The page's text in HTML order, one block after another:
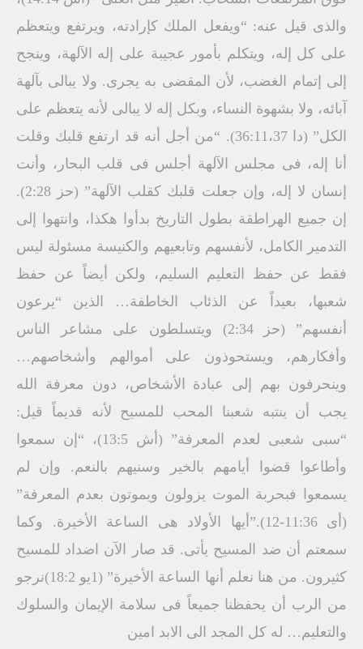
والذى قيل عنه: “ويفعل الملك كإرادته، ويرتفع ويتعظم
على كل إله، ويتكلم بأمور عجيبة على إله الآلهة، وينجح
إلى إتمام الغضب، لأن المقضى به يجرى. ولا يبالى بآلهة
آبائه، ولا بشهوة النساء، وبكل إله لا يبالى لأنه يتعظم على
الكل” (دا 36:11،37). “من أجل أنه قد ارتفع قلبك وقلت
أنا إله، فى مجلس الآلهة أجلس فى قلب البحار، وأنت
إنسان لا إله، وإن جعلت قلبك كقلب الآلهة” (حز 2:28).
إن جميع الهراطقة بطول التاريخ بدأوا هكذا، وانتهوا إلى
التدمير الكامل، لأنفسهم وتابعيهم والكنيسة مسئولة ليس
فقط عن حفظ التعليم السليم، ولكن أيضاً عن حفظ
شعبها، بعيداً عن الذئاب الخاطفة… الذين “يرعون
أنفسهم” (حز 2:34) ويتسلطون على مشاعر الناس
وأفكارهم، ويستحوذون على أموالهم وأشخاصهم…
وينحرفون بهم إلى عبادة الأشخاص، دون معرفة الله
يجب أن ينتبه شعبنا المحب للمسيح لأنه قديماً قيل:
“سبى شعبى لعدم المعرفة” (أش 13:5)، “إن سمعوا
وأطاعوا قضوا أيامهم بالخير وسنيهم بالنعم. وإن لم
يسمعوا فبحربة الموت يزولون ويموتون بعدم المعرفة”
(أى 11:36-12).”أيها الأولاد هى الساعة الأخيرة. وكما
سمعتم أن ضد المسيح يأتى. قد صار الآن اضداد للمسيح
كثيرون. من هنا نعلم أنها الساعة الأخيرة” (1يو 18:2)نرجو
من الرب أن يحفظنا جميعاً فى سلامة الإيمان والسلوك
والتعليم… له كل المجد الى الابد امين